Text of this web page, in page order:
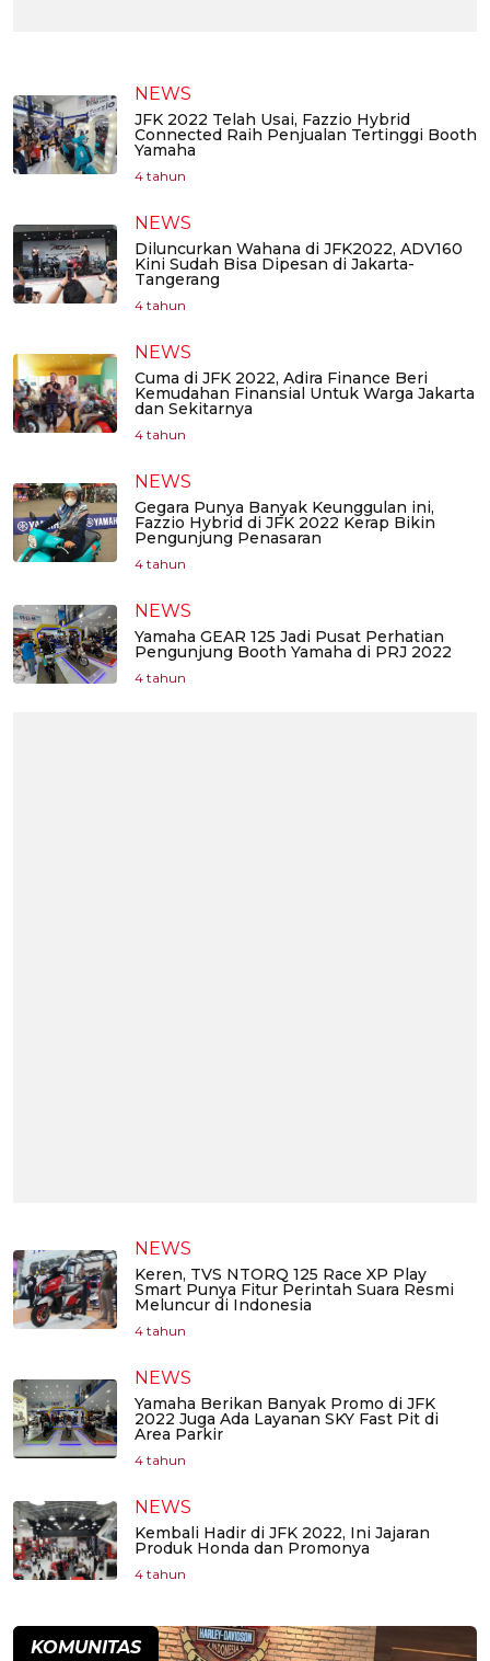
NEWS
JFK 2022 Telah Usai, Fazzio Hybrid
Connected Raih Penjualan Tertinggi Booth
Yamaha
4 tahun
NEWS
Diluncurkan Wahana di JFK2022, ADV160
Kini Sudah Bisa Dipesan di Jakarta-
Tangerang
4 tahun
NEWS
Cuma di JFK 2022, Adira Finance Beri
Kemudahan Finansial Untuk Warga Jakarta
dan Sekitarnya
4 tahun
NEWS
Gegara Punya Banyak Keunggulan ini,
Fazzio Hybrid di JFK 2022 Kerap Bikin
Pengunjung Penasaran
4 tahun
NEWS
Yamaha GEAR 125 Jadi Pusat Perhatian
Pengunjung Booth Yamaha di PRJ 2022
4 tahun
NEWS
Keren, TVS NTORQ 125 Race XP Play
Smart Punya Fitur Perintah Suara Resmi
Meluncur di Indonesia
4 tahun
NEWS
Yamaha Berikan Banyak Promo di JFK
2022 Juga Ada Layanan SKY Fast Pit di
Area Parkir
4 tahun
NEWS
Kembali Hadir di JFK 2022, Ini Jajaran
Produk Honda dan Promonya
4 tahun
KOMUNITAS